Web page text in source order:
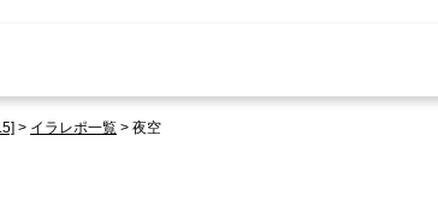
> イラレポ一覧 > 夜空